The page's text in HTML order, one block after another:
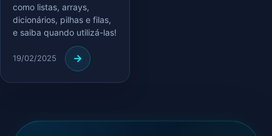
como listas, arrays,
dicionários, pilhas e filas,
e saiba quando utilizá-las!
19/02/2025